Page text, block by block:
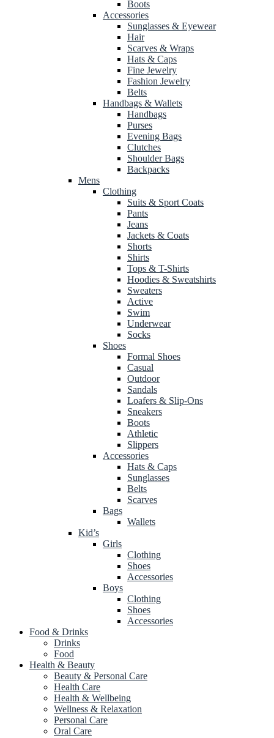
Boots
Accessories
Sunglasses & Eyewear
Hair
Scarves & Wraps
Hats & Caps
Fine Jewelry
Fashion Jewelry
Belts
Handbags & Wallets
Handbags
Purses
Evening Bags
Clutches
Shoulder Bags
Backpacks
Mens
Clothing
Suits & Sport Coats
Pants
Jeans
Jackets & Coats
Shorts
Shirts
Tops & T-Shirts
Hoodies & Sweatshirts
Sweaters
Active
Swim
Underwear
Socks
Shoes
Formal Shoes
Casual
Outdoor
Sandals
Loafers & Slip-Ons
Sneakers
Boots
Athletic
Slippers
Accessories
Hats & Caps
Sunglasses
Belts
Scarves
Bags
Wallets
Kid’s
Girls
Clothing
Shoes
Accessories
Boys
Clothing
Shoes
Accessories
Food & Drinks
Drinks
Food
Health & Beauty
Beauty & Personal Care
Health Care
Health & Wellbeing
Wellness & Relaxation
Personal Care
Oral Care